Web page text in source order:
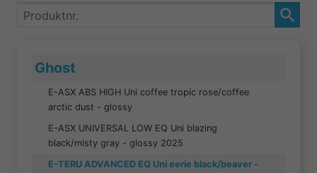
Produktnr.
Ghost
E-ASX ABS HIGH Uni coffee tropic rose/coffee
arctic dust - glossy
E-ASX UNIVERSAL LOW EQ Uni blazing
black/misty gray - glossy 2025
E-TERU ADVANCED EQ Uni eerie black/beaver -